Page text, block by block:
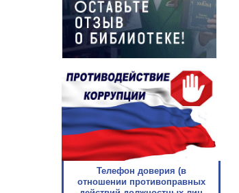
Телефон доверия (в
отношении противоправных